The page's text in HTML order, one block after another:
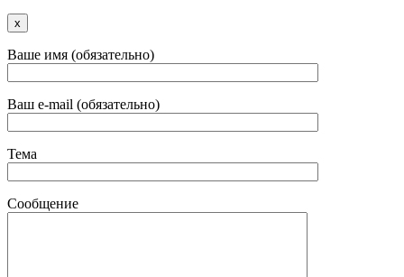
x
Ваше имя (обязательно)
Ваш e-mail (обязательно)
Тема
Сообщение